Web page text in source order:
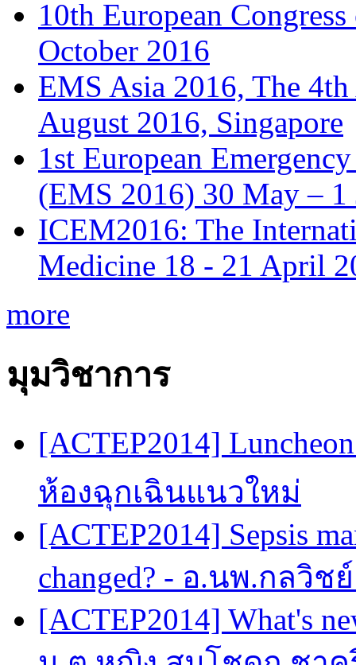
10th European
October 2016
EMS Asia 2016, The
August 2016, Singapore
1st European
(EMS 2016) 30 May – 1
ICEM2016: The
Medicine 18 - 21 April
more
มุมวิชาการ
[ACTEP2014]
ห้องฉุกเฉินแนวใหม่
[ACTEP2014] Sepsis
changed? - อ.นพ.กลวิช
[ACTEP2014] What's